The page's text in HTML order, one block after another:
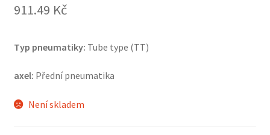
911.49 Kč
Typ pneumatiky: Tube type (TT)
axel: Přední pneumatika
Není skladem